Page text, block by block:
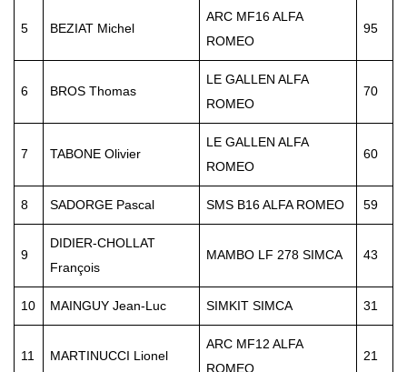
5 BEZIAT Michel
ARC MF16 ALFA
ROMEO
95
6 BROS Thomas
LE GALLEN ALFA
ROMEO
70
7 TABONE Olivier
LE GALLEN ALFA
ROMEO
60
8 SADORGE Pascal SMS B16 ALFA ROMEO 59
9
DIDIER-CHOLLAT
François
MAMBO LF 278 SIMCA 43
10 MAINGUY Jean-Luc SIMKIT SIMCA 31
11 MARTINUCCI Lionel
ARC MF12 ALFA
ROMEO
21